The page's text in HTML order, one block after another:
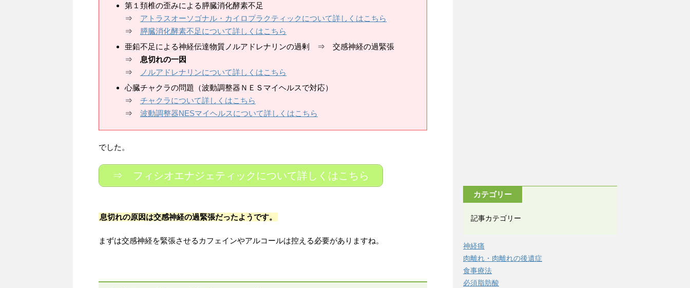
第１頚椎の歪みによる膵臓消化酵素不足
⇒ アトラスオーソゴナル・カイロプラクティックについて詳しくはこちら
⇒ 膵臓消化酵素不足について詳しくはこちら
亜鉛不足による神経伝達物質ノルアドレナリンの過剰 ⇒ 交感神経の過緊張
⇒ 息切れの一因
⇒
ノルアドレナリンについて詳しくはこちら
心臓チャクラの問題（波動調整器ＮＥＳマイヘルスで対応）
⇒ チャクラについて詳しくはこちら
⇒ 波動調整器NESマイヘルスについて詳しくはこちら
でした。
⇒ フィシオエナジェティックについて詳しくはこちら
息切れの原因は交感神経の過緊張だったようです。
まずは交感神経を緊張させるカフェインやアルコールは控える必要がありますね。
カテゴリー
記事カテゴリー
神経痛
肉離れ・肉離れの後遺症
食事療法
必須脂肪酸